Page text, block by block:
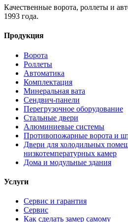
Качественные ворота, роллеты и
1993 года.
Продукция
Ворота
Роллеты
Автоматика
Комплектация
Минеральная вата
Сендвич-панели
Перегрузочное оборудование
Стальные двери
Алюминиевые системы
Противопожарные ворота и
Двери для холодильных
низкотемпературных камер
Дома и модульные здания
Услуги
Сервис и гарантия
Сервис
Как сделать замер самому